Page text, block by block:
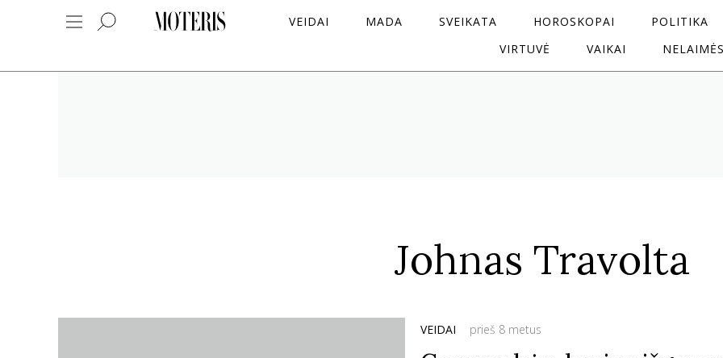
VEIDAI MADA SVEIKATA HOROSKOPAI
POLITIKA
VIRTUVĖ
VAIKAI
Johnas Travolta
VEIDAI prieš 8 metus